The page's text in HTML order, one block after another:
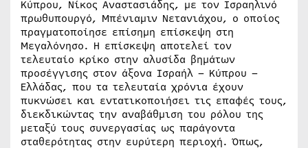
Κύπρου, Νίκος Αναστασιάδης, με τον Ισραηλινό
πρωθυπουργό, Μπένιαμιν Νετανιάχου, ο οποίος
πραγματοποίησε επίσημη επίσκεψη στη
Μεγαλόνησο. Η επίσκεψη αποτελεί τον
τελευταίο κρίκο στην αλυσίδα βημάτων
προσέγγισης στον άξονα Ισραήλ – Κύπρου –
Ελλάδας, που τα τελευταία χρόνια έχουν
πυκνώσει και εντατικοποιήσει τις επαφές τους,
διεκδικώντας την αναβάθμιση του ρόλου της
μεταξύ τους συνεργασίας ως παράγοντα
σταθερότητας στην ευρύτερη περιοχή. Όπως,